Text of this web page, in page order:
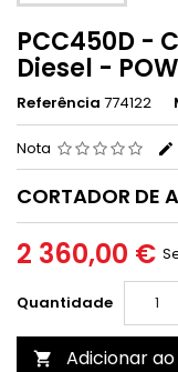
PCC450D -
Diesel -
Referência 774122
Nota
CORTADOR DE
2 360,00 €
Quantidade
 Adicionar